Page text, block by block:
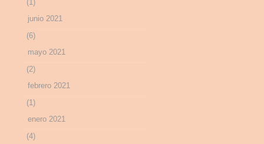
(1)
junio 2021
(6)
mayo 2021
(2)
febrero 2021
(1)
enero 2021
(4)